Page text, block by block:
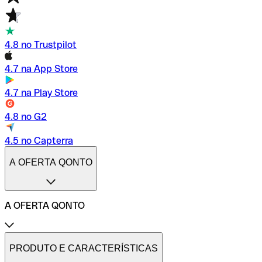
4.8 no Trustpilot
4.7 na App Store
4.7 na Play Store
4.8 no G2
4.5 no Capterra
A OFERTA QONTO
A OFERTA QONTO
Tarifas
Conta profissional online
PRODUTO E CARACTERÍSTICAS